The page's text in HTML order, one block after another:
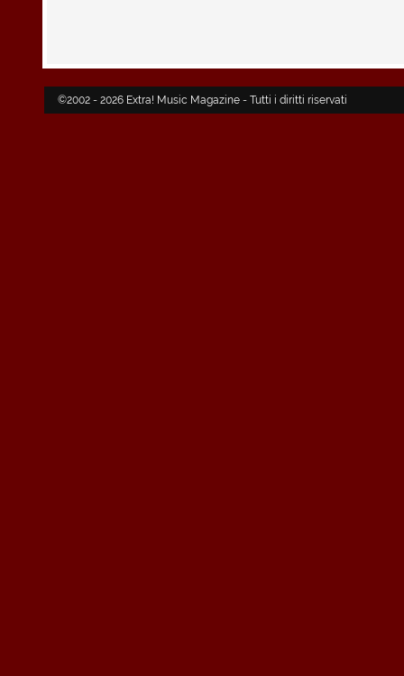
©2002 - 2026 Extra! Music Magazine - Tutti i diritti riservati